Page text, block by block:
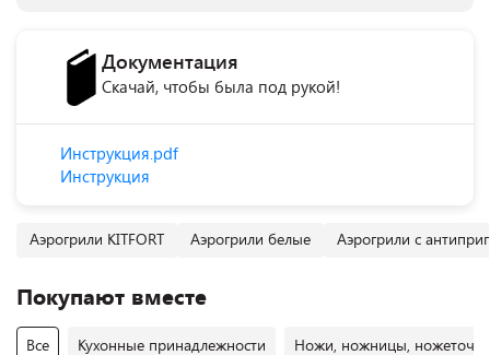
Документация
Скачай, чтобы была под рукой!
Инструкция.pdf
Инструкция
Аэрогрили KITFORT Аэрогрили белые Аэрогрили с
Покупают вместе
Все Кухонные принадлежности Ножи, ножницы, ножеточки